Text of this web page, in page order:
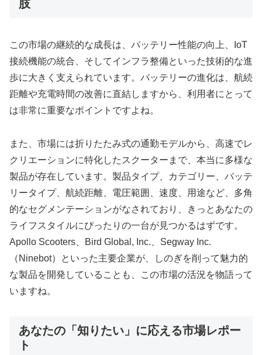
肢
この市場の継続的な成長は、バッテリー性能の向上、IoT
接続機能の統合、そしてインフラ整備といった技術的な進
歩に大きく支えられています。バッテリーの進化は、航続
距離や充電時間の改善に直結しますから、利用者にとって
は非常に重要なポイントですよね。
また、市場には折りたたみ式の通勤モデルから、高速でレ
クリエーションに特化したスクーターまで、本当に多様な
製品が存在しています。製品タイプ、カテゴリー、バッテ
リータイプ、航続距離、電圧範囲、速度、用途など、多角
的なセグメンテーションがなされており、きっとあなたの
ライフスタイルにぴったりの一台が見つかるはずです。
Apollo Scooters、Bird Global, Inc.、Segway Inc.
（Ninebot）といった主要企業が、しのぎを削って魅力的
な製品を開発していることも、この市場の活況を物語って
いますね。
あなたの「知りたい」に応える市場レポー
ト